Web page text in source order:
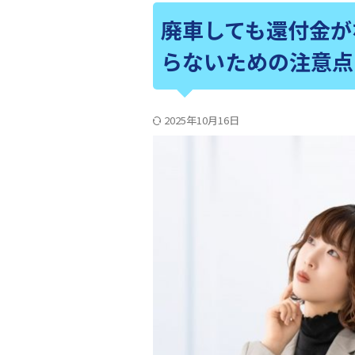
廃車しても還付金
らないための注意点
2025年10月16日